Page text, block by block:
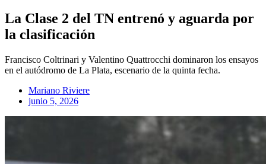
La Clase 2 del TN entrenó y aguarda por
la clasificación
Francisco Coltrinari y Valentino Quattrocchi dominaron los ensayos
en el autódromo de La Plata, escenario de la quinta fecha.
Mariano Riviere
junio 5, 2026